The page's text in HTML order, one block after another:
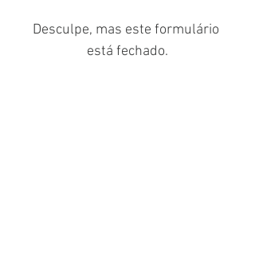
Desculpe, mas este formulário
está fechado.